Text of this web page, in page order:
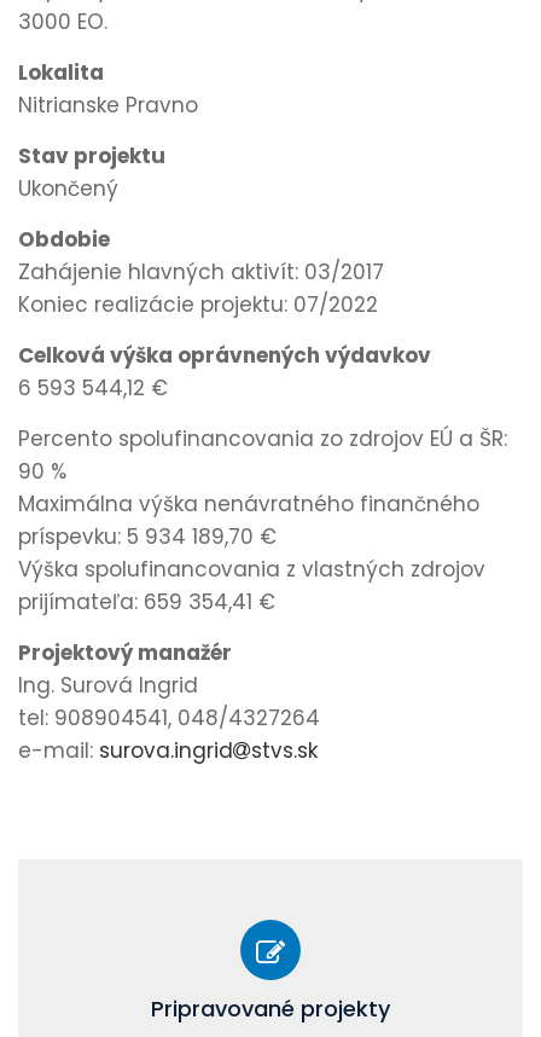
3000 EO.
Lokalita
Nitrianske Pravno
Stav projektu
Ukončený
Obdobie
Zahájenie hlavných aktivít: 03/2017
Koniec realizácie projektu: 07/2022
Celková výška oprávnených výdavkov
6 593 544,12 €
Percento spolufinancovania zo zdrojov EÚ a ŠR:
90 %
Maximálna výška nenávratného finančného
príspevku: 5 934 189,70 €
Výška spolufinancovania z vlastných zdrojov
prijímateľa: 659 354,41 €
Projektový manažér
Ing. Surová Ingrid
tel: 908904541, 048/4327264
e-mail: surova.ingrid stvs.sk
Pripravované projekty